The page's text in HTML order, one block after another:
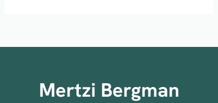
Mertzi Bergman